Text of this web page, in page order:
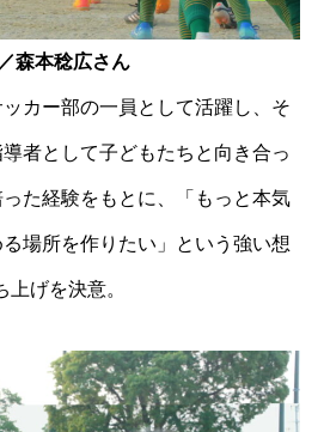
森本稔広さん
カー部の一員として活躍し、そ
者として子どもたちと向き合っ
た経験をもとに、「もっと本気
場所を作りたい」という強い想
げを決意。